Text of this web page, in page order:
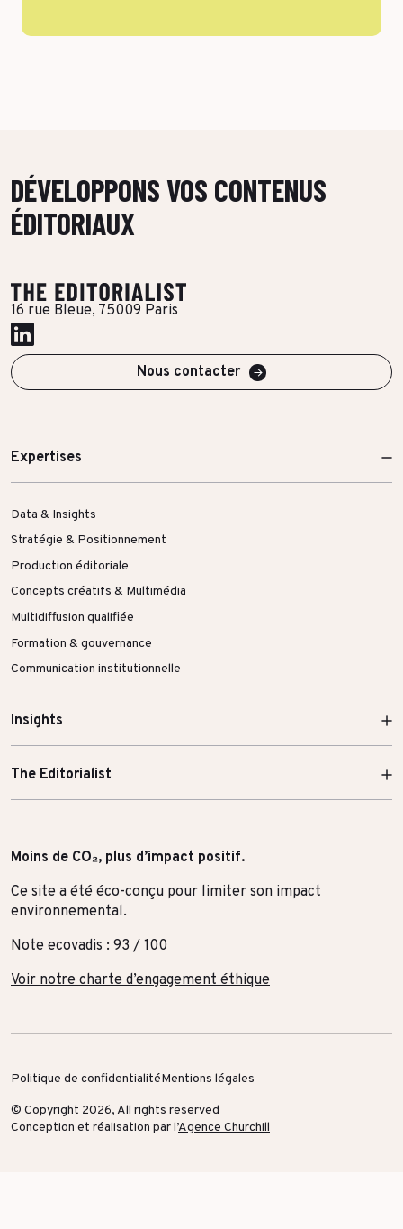
DÉVELOPPONS VOS CONTENUS
ÉDITORIAUX
16 rue Bleue, 75009 Paris
Nous contacter
Expertises
Data & Insights
Stratégie & Positionnement
Production éditoriale
Concepts créatifs & Multimédia
Multidiffusion qualifiée
Formation & gouvernance
Communication institutionnelle
Insights
The Editorialist
Moins de CO₂, plus d’impact positif.
Ce site a été éco-conçu pour limiter son impact
environnemental.
Note ecovadis : 93 / 100
Voir notre charte d’engagement éthique
Politique de confidentialitéMentions légales
© Copyright 2026, All rights reserved
Conception et réalisation par l’Agence Churchill